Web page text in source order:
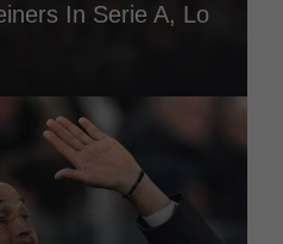
In Serie A, Lo